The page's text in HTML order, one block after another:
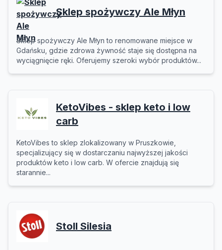
Sklep spożywczy Ale Młyn
Sklep spożywczy Ale Młyn to renomowane miejsce w
Gdańsku, gdzie zdrowa żywność staje się dostępna na
wyciągnięcie ręki. Oferujemy szeroki wybór produktów...
KetoVibes - sklep keto i low
carb
KetoVibes to sklep zlokalizowany w Pruszkowie,
specjalizujący się w dostarczaniu najwyższej jakości
produktów keto i low carb. W ofercie znajdują się
starannie...
Stoll Silesia